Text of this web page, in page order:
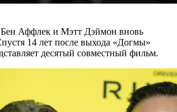
Бен Аффлек и Мэтт Дэймон вновь
14 лет после выхода «Догмы»
десятый совместный фильм.